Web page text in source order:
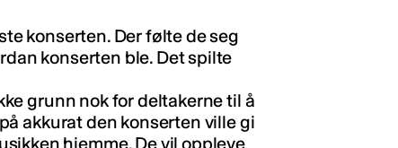
konserten. Der følte de seg
konserten ble. Det spilte
grunn nok for deltakerne til å
akkurat den konserten ville gi